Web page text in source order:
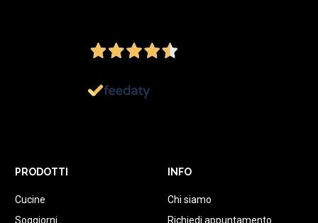
PRODOTTI
Cucine
Soggiorni
INFO
Chi siamo
Richiedi appuntamento